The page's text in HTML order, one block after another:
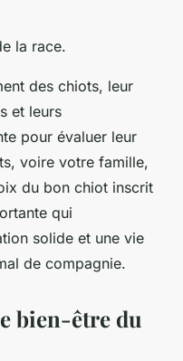
la race.
des chiots, leur
et leurs
pour évaluer leur
voire votre famille,
du bon chiot inscrit
qui
solide et une vie
de compagnie.
bien-être du